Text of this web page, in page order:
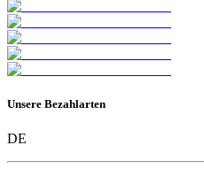
Unsere Bezahlarten
DE